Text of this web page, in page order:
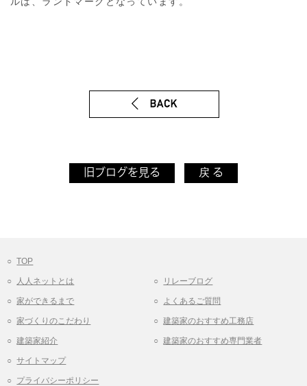
旧ブログを見る 戻 る
TOP
人人ネットとは
家ができるまで
家づくりのこだわり
建築家紹介
リレーブログ
よくあるご質問
建築家のおすすめ工務店
建築家のおすすめ専門業者
サイトマップ
プライバシーポリシー